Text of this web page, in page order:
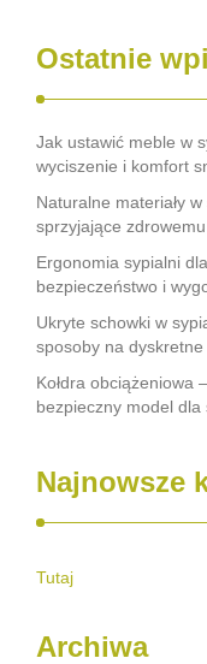
Ostatnie
Jak ustawić meble w
wyciszenie i komfort
Naturalne materiały
sprzyjające
Ergonomia sypialni
bezpieczeństwo i
Ukryte schowki w
sposoby na
Kołdra obciążeniowa
bezpieczny model dla
Najnowsze
Tutaj
Archiwa